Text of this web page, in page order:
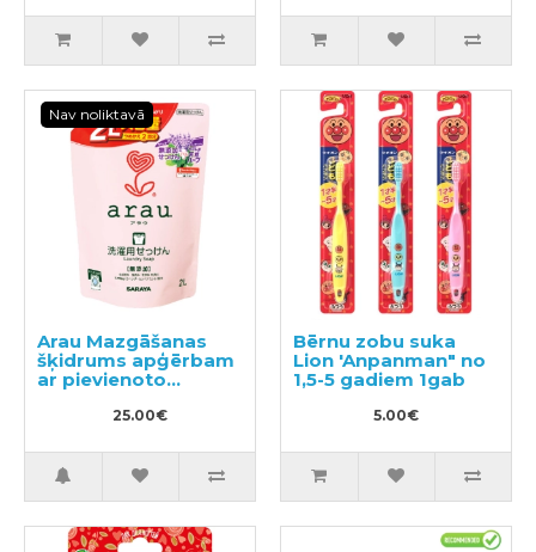
Nav noliktavā
Arau Mazgāšanas
šķidrums apģērbam
ar pievienoto
piparmētru
2000ml
25.00€
Bērnu zobu suka
Lion 'Anpanman" no
1,5-5 gadiem 1gab
5.00€